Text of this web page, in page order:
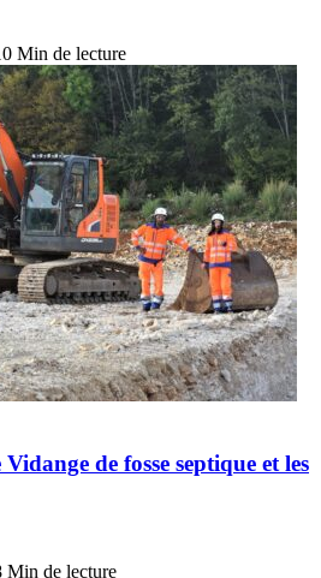
Min de lecture
de fosse septique et les
Min de lecture